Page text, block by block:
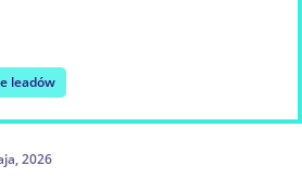
leadów
2026